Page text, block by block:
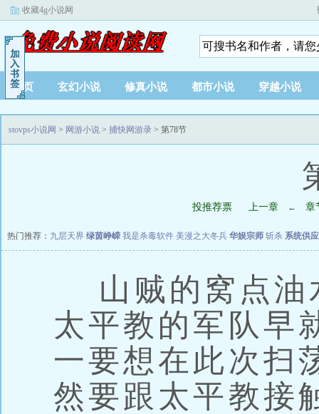
收藏4g小说网
首页 玄幻小说 修真小说 都市小说 穿越小说
stovps小说网 > 网游小说 > 捕快网游录 > 第78节
投推荐票 上一章 ← 章
热门推荐： 九层天界 绿茵峥嵘 我是杀毒软件 美漫之大冬兵 华娱宗师 斩杀 系统供
山贼的窝点油
太平教的军队早
一要想在此次扫
然要跟太平教接